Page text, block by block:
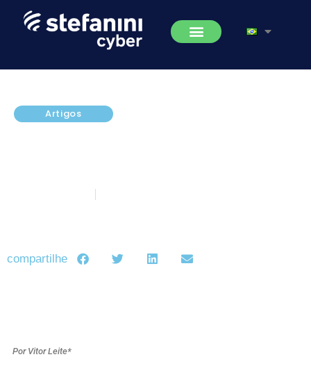
Artigos
compartilhe
Por Vitor Leite*